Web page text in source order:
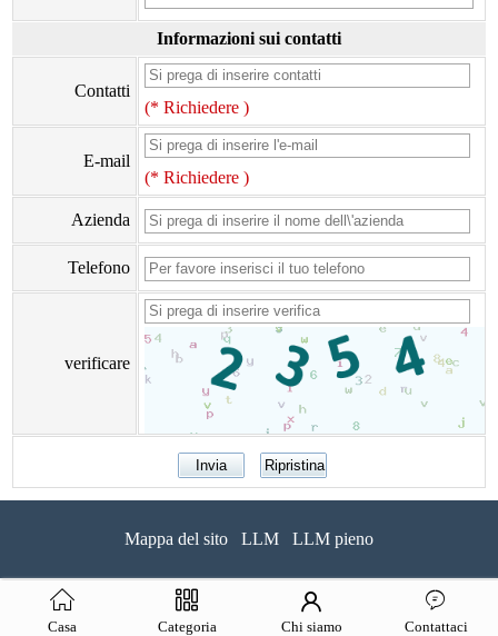
Informazioni sui contatti
Contatti
(* Richiedere )
E-mail
(* Richiedere )
Azienda
Telefono
verificare
Mappa del sito LLM LLM pieno
Casa Categoria Chi siamo Contattaci